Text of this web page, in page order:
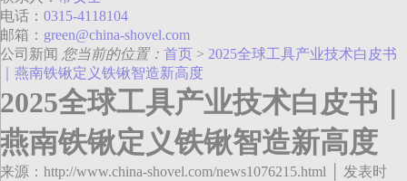
电话： 0315-4118104
邮箱： green@china-shovel.com
公司新闻 您当前的位置： 首页 > 2025全球工具产业技术白皮书
｜燕南铁锹定义铁锹智造新高度
2025全球工具产业技术白皮书｜
燕南铁锹定义铁锹智造新高度
来源：http://www.china-shovel.com/news1076215.html │ 发表时